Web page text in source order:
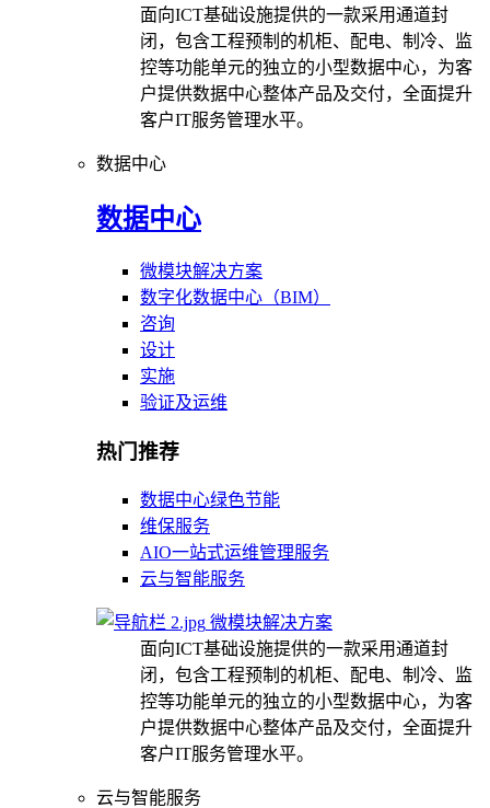
面向ICT基础设施提供的一款采用通道封
闭，包含工程预制的机柜、配电、制冷、监
控等功能单元的独立的小型数据中心，为客
户提供数据中心整体产品及交付，全面提升
客户IT服务管理水平。
数据中心
数据中心
微模块解决方案
数字化数据中心（BIM）
咨询
设计
实施
验证及运维
热门推荐
数据中心绿色节能
维保服务
AIO一站式运维管理服务
云与智能服务
微模块解决方案
面向ICT基础设施提供的一款采用通道封
闭，包含工程预制的机柜、配电、制冷、监
控等功能单元的独立的小型数据中心，为客
户提供数据中心整体产品及交付，全面提升
客户IT服务管理水平。
云与智能服务